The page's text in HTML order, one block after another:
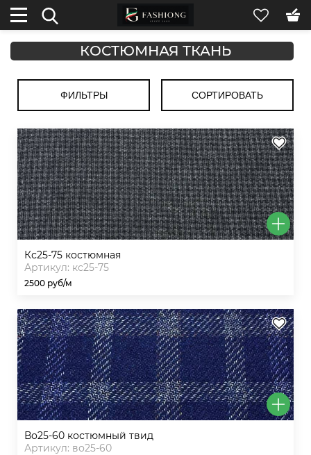
КОСТЮМНАЯ ТКАНЬ
ФИЛЬТРЫ СОРТИРОВАТЬ
кс25-75 костюмная
Артикул: кс25-75
2500 руб/м
во25-60 костюмный твид
Артикул: во25-60